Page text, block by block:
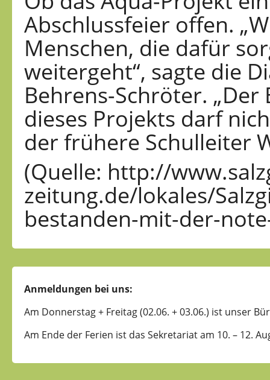
Abschlussfeier offen.
Menschen, die dafür
weitergeht“, sagte die
Behrens-Schröter.
dieses Projekts darf
der frühere Schulleiter
(Quelle: http://
zeitung.de/lokales/
bestanden-mit-der-
Anmeldungen bei uns:
Am Donnerstag + Freitag (02.06. + 03.06.) ist unser
Am Ende der Ferien ist das Sekretariat am 10. – 12.